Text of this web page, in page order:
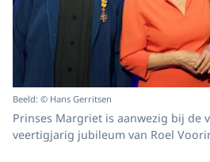
Beeld: © Hans Gerritsen
Prinses Margriet is aanwezig bij de
veertigjarig jubileum van Roel